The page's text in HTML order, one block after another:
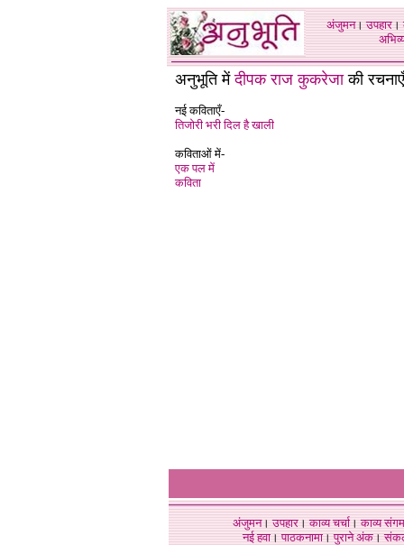
अंजुमन।उपहार।
अनुभूति मेंदीपक राज कुकरेजाकी
नई कविताएँ-
तिजोरी भरी दिल है खाली
कविताओं में-
एक पल में
कविता
अंजुमन।उपहार।काव्य चर्चा।काव्य संगम
नई हवा। पाठकनामा। पुराने अंक।